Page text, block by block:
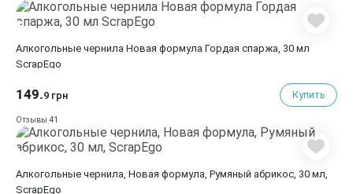
Алкогольные чернила Новая формула Гордая спаржа, 30 мл
ScrapEgo
149.9 грн Купить
Отзывы 41
Алкогольные чернила, Новая формула, Румяный абрикос, 30 мл,
ScrapEgo